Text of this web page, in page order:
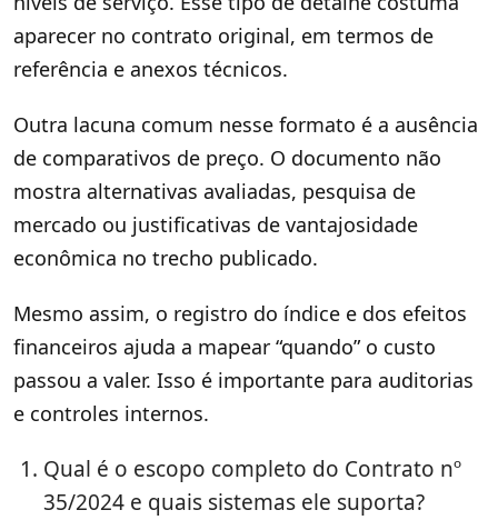
aparecer no contrato original, em termos de
referência e anexos técnicos.
Outra lacuna comum nesse formato é a ausência
de comparativos de preço. O documento não
mostra alternativas avaliadas, pesquisa de
mercado ou justificativas de vantajosidade
econômica no trecho publicado.
Mesmo assim, o registro do índice e dos efeitos
financeiros ajuda a mapear “quando” o custo
passou a valer. Isso é importante para auditorias
e controles internos.
Qual é o escopo completo do Contrato nº
35/2024 e quais sistemas ele suporta?